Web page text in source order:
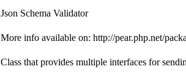
Json Schema Validator
More info available on: http://pear.php.net/
Class that provides multiple interfaces for